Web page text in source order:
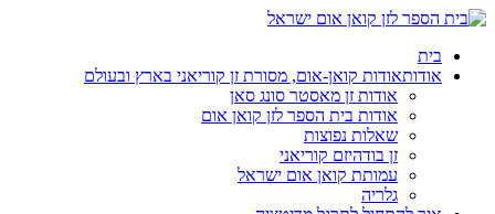
בית
אודותאודות קואן-אום, מסורת זן קוריאני בארץ ובעולם
אודות זן מאסטר סונג סאן
אודות בית הספר לזן קואן אום
שאלות נפוצות
זן בודהיזם קוריאני
עמותת קואן אום ישראל
גלריה